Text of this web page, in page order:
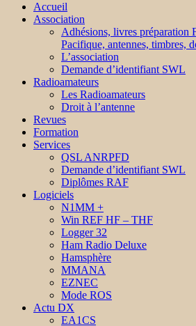
Accueil
Association
Adhésions, livres préparation
Pacifique, antennes, timbres,
L’association
Demande d’identifiant SWL
Radioamateurs
Les Radioamateurs
Droit à l’antenne
Revues
Formation
Services
QSL ANRPFD
Demande d’identifiant SWL
Diplômes RAF
Logiciels
N1MM +
Win REF HF – THF
Logger 32
Ham Radio Deluxe
Hamsphère
MMANA
EZNEC
Mode ROS
Actu DX
EA1CS